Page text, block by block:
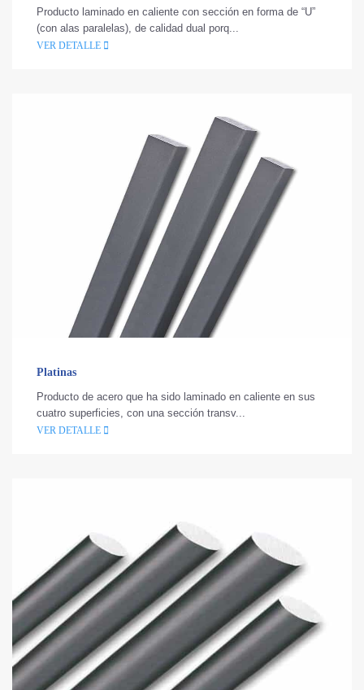
Producto laminado en caliente con sección en forma de “U”
(con alas paralelas), de calidad dual porq...
VER DETALLE
Platinas
Producto de acero que ha sido laminado en caliente en sus
cuatro superficies, con una sección transv...
VER DETALLE